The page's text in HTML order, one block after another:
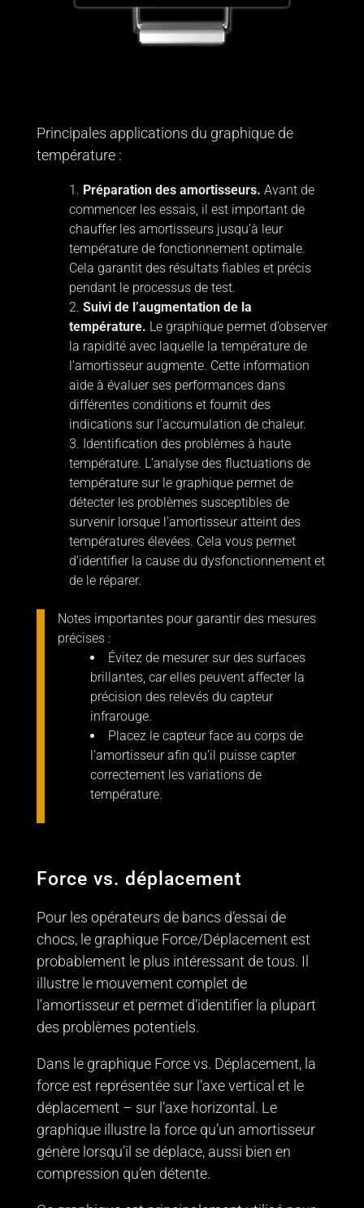
Principales applications du graphique de
température :
Préparation des amortisseurs. Avant de
commencer les essais, il est important de
chauffer les amortisseurs jusqu’à leur
température de fonctionnement optimale.
Cela garantit des résultats fiables et précis
pendant le processus de test.
Suivi de l’augmentation de la
température. Le graphique permet d’observer
la rapidité avec laquelle la température de
l’amortisseur augmente. Cette information
aide à évaluer ses performances dans
différentes conditions et fournit des
indications sur l’accumulation de chaleur.
Identification des problèmes à haute
température. L’analyse des fluctuations de
température sur le graphique permet de
détecter les problèmes susceptibles de
survenir lorsque l’amortisseur atteint des
températures élevées. Cela vous permet
d’identifier la cause du dysfonctionnement et
de le réparer.
Notes importantes pour garantir des mesures
précises :
Évitez de mesurer sur des surfaces
brillantes, car elles peuvent affecter la
précision des relevés du capteur
infrarouge.
Placez le capteur face au corps de
l’amortisseur afin qu’il puisse capter
correctement les variations de
température.
Force vs. déplacement
Pour les opérateurs de bancs d’essai de
chocs, le graphique Force/Déplacement est
probablement le plus intéressant de tous. Il
illustre le mouvement complet de
l’amortisseur et permet d’identifier la plupart
des problèmes potentiels.
Dans le graphique Force vs. Déplacement, la
force est représentée sur l’axe vertical et le
déplacement – sur l’axe horizontal. Le
graphique illustre la force qu’un amortisseur
génère lorsqu’il se déplace, aussi bien en
compression qu’en détente.